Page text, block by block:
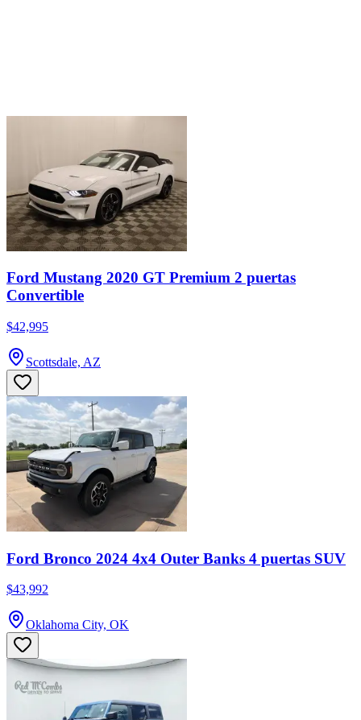
Ford Mustang 2020 GT Premium 2 puertas
Convertible
$42,995
Scottsdale, AZ
Ford Bronco 2024 4x4 Outer Banks 4 puertas SUV
$43,992
Oklahoma City, OK